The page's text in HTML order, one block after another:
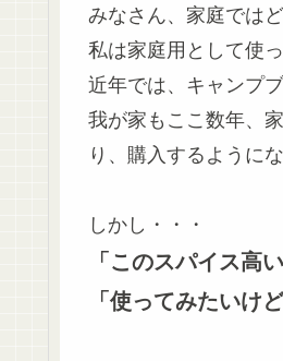
みなさん、家庭では
私は家庭用として使
近年では、キャンプ
我が家もここ数年、
り、購入するように
しかし・・・
「このスパイス高
「使ってみたいけ